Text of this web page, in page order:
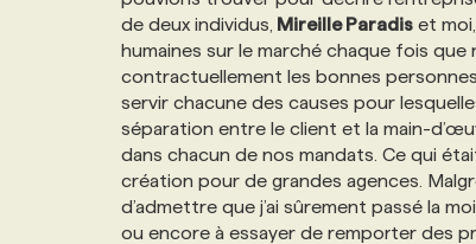
de deux individus, Mireille Paradis et
humaines sur le marché chaque fois que
contractuellement les bonnes
servir chacune des causes pour
séparation entre le client et la main-
dans chacun de nos mandats. Ce qui
création pour de grandes agences.
d’admettre que j’ai sûrement passé la
ou encore à essayer de remporter des